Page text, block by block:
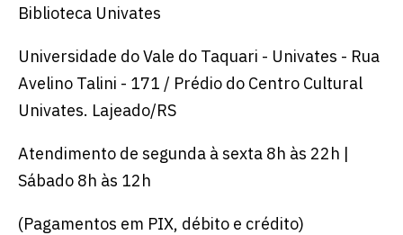
Biblioteca Univates
Universidade do Vale do Taquari - Univates - Rua
Avelino Talini - 171 / Prédio do Centro Cultural
Univates. Lajeado/RS
Atendimento de segunda à sexta 8h às 22h |
Sábado 8h às 12h
(Pagamentos em PIX, débito e crédito)